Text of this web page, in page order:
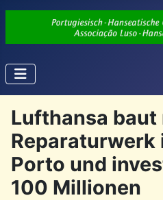
Lufthansa baut
Reparaturwerk
Porto und
100 Millionen